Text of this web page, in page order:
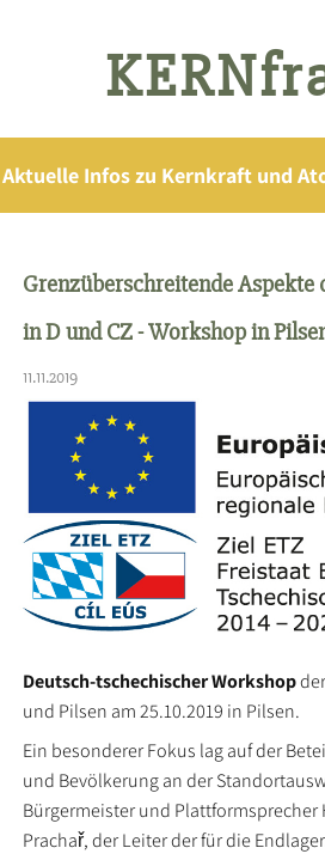
Aktuelle Infos zu Kernkraft und
Grenzüberschreitende Aspekte
in D und CZ - Workshop in
11.11.2019
Deutsch-tschechischer Workshop
und Pilsen am 25.10.2019 in Pilsen.
Ein besonderer Fokus lag auf der
und Bevölkerung an der
Bürgermeister und Plattformsprecher
Prachař, der Leiter der für die